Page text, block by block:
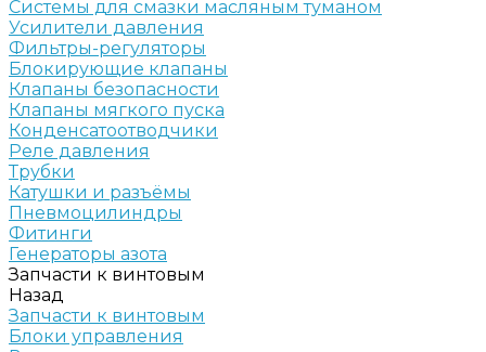
Системы для смазки масляным туманом
Усилители давления
Фильтры-регуляторы
Блокирующие клапаны
Клапаны безопасности
Клапаны мягкого пуска
Конденсатоотводчики
Реле давления
Трубки
Катушки и разъёмы
Пневмоцилиндры
Фитинги
Генераторы азота
Запчасти к винтовым
Назад
Запчасти к винтовым
Блоки управления